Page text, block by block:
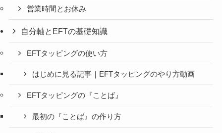
営業時間とお休み
自分軸とEFTの基礎知識
EFTタッピングの使い方
はじめに見る記事｜EFTタッピングのやり方動画
EFTタッピングの『ことば』
最初の『ことば』の作り方